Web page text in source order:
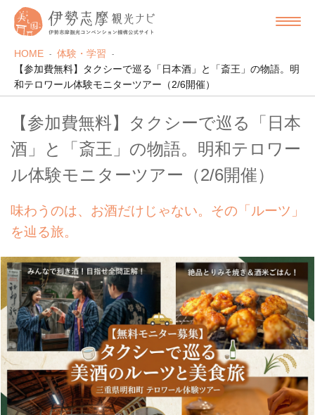
HOME
体験・学習
【参加費無料】タクシーで巡る「日本酒」と「斎王」の物語。明
和テロワール体験モニターツアー（2/6開催）
【参加費無料】タクシーで巡る「日本
酒」と「斎王」の物語。明和テロワー
ル体験モニターツアー（2/6開催）
味わうのは、お酒だけじゃない。その「ルーツ」
を辿る旅。